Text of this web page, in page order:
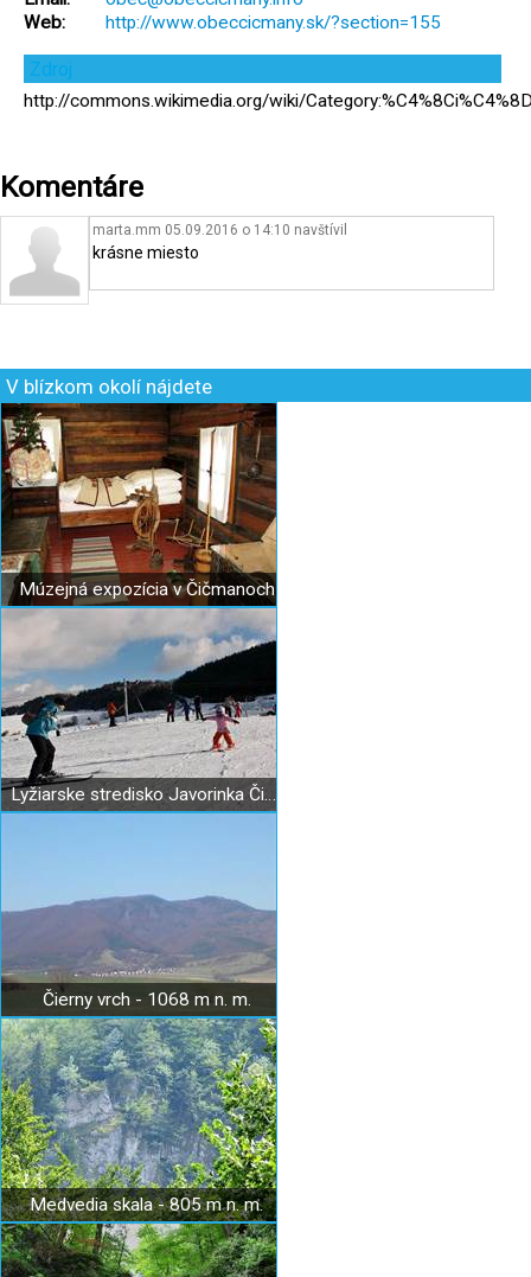
Web:
http://www.obeccicmany.sk/?section=155
Zdroj
http://commons.wikimedia.org/wiki/
Komentáre
marta.mm 05.09.2016 o 14:10 navštívil
krásne miesto
V blízkom okolí nájdete
Múzejná expozícia v Čičmanoch
Lyžiarske stredisko Javorinka Čičmany
Čierny vrch - 1068 m n. m.
Medvedia skala - 805 m n. m.